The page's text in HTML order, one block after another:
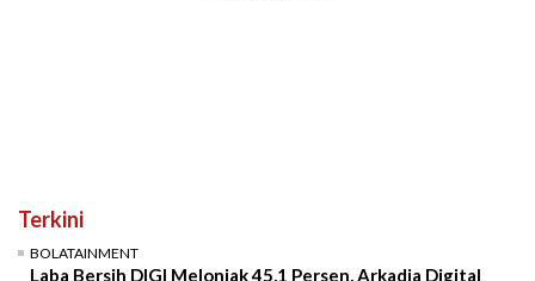
Terkini
BOLATAINMENT
Laba Bersih DIGI Melonjak 45,1 Persen, Arkadia Digital